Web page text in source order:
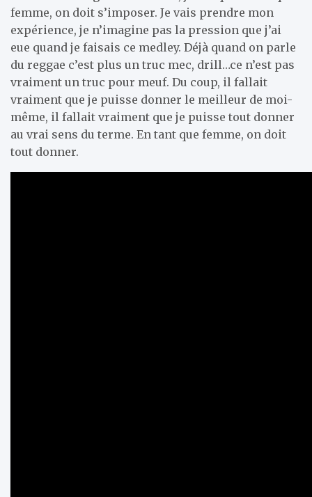
femme, on doit s’imposer. Je vais prendre mon
expérience, je n’imagine pas la pression que j’ai
eue quand je faisais ce medley. Déjà quand on parle
du reggae c’est plus un truc mec, drill…ce n’est pas
vraiment un truc pour meuf. Du coup, il fallait
vraiment que je puisse donner le meilleur de moi-
même, il fallait vraiment que je puisse tout donner
au vrai sens du terme. En tant que femme, on doit
tout donner.